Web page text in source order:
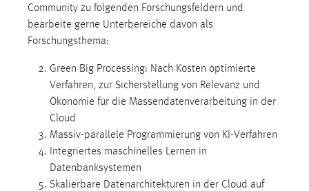
Community zu folgenden Forschungsfeldern und
bearbeite gerne Unterbereiche davon als
Forschungsthema:
Green Big Processing: Nach Kosten optimierte
Verfahren, zur Sicherstellung von Relevanz und
Ökonomie für die Massendatenverarbeitung in der
Cloud
Massiv-parallele Programmierung von KI-Verfahren
Integriertes maschinelles Lernen in
Datenbanksystemen
Skalierbare Datenarchitekturen in der Cloud auf
Das Cookie speichert die gewählte Sprache der Website.
Cookie Laufzeit:
30 Tage
Chat
Name:
MibewSessionID, MIBEW_UserID, mibew_locale, mibew-
chat-frame-style-5e9dbeb1811c0446
Zweck:
Wird benötigt um die Chatfunktion nutzen zu können.